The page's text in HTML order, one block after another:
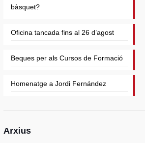
bàsquet?
Oficina tancada fins al 26 d’agost
Beques per als Cursos de Formació
Homenatge a Jordi Fernández
Arxius